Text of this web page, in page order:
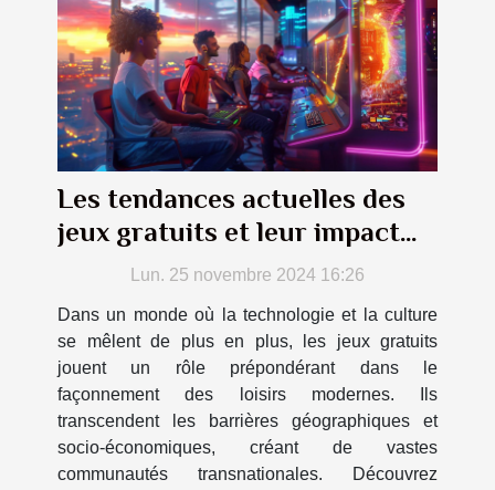
Les tendances actuelles des
jeux gratuits et leur impact
culturelLun. 25 novembre 2024 16:26
Dans un monde où la technologie et la culture
se mêlent de plus en plus, les jeux gratuits
jouent un rôle prépondérant dans le
façonnement des loisirs modernes. Ils
transcendent les barrières géographiques et
socio-économiques, créant de vastes
communautés transnationales. Découvrez